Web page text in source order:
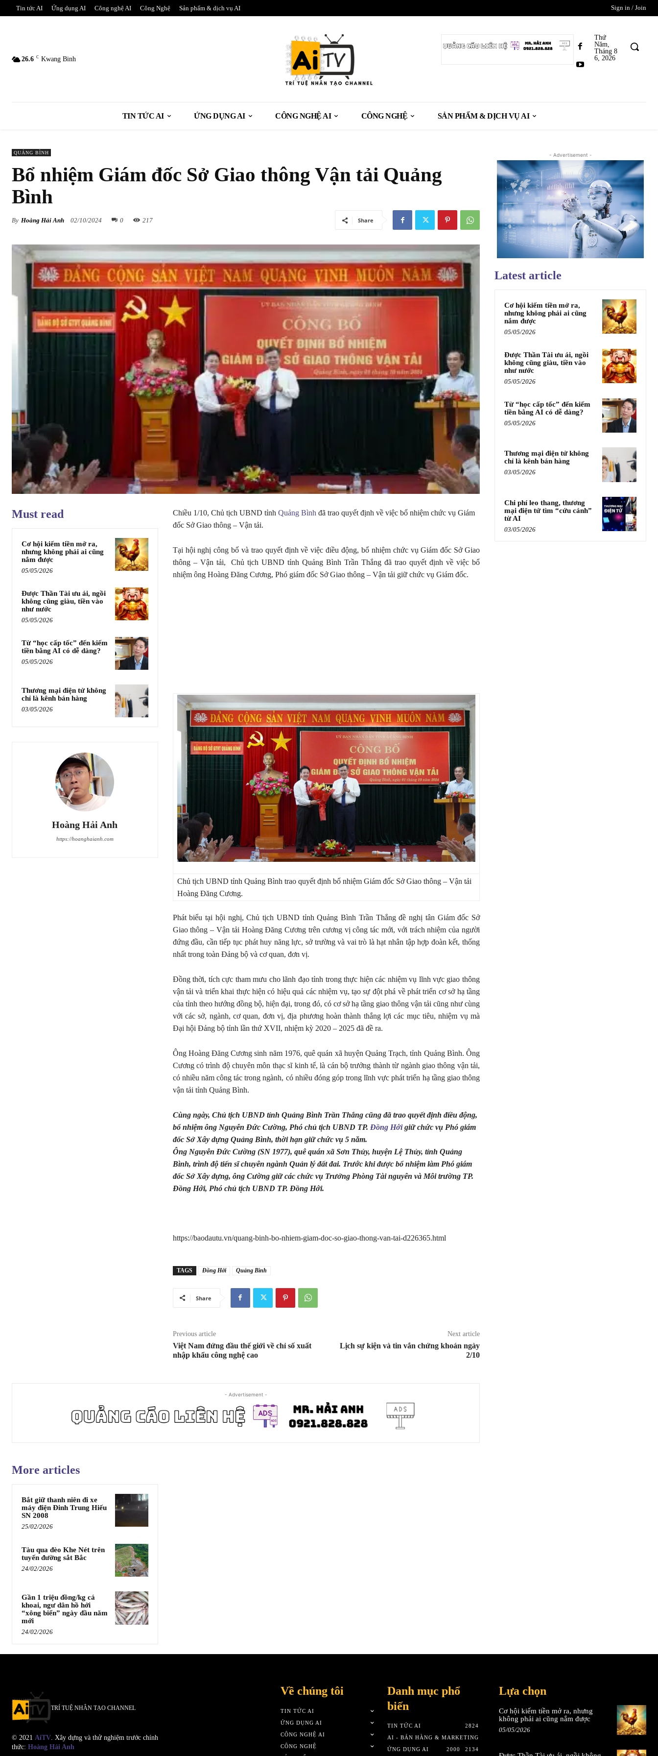
Tin tức AI Ứng dụng AI Công nghệ AI Công Nghệ Sản phẩm & dịch vụ AI Sign in / Join
26.6 C Kwang Binh
Thứ
Năm,
Tháng 8
6, 2026
TIN TỨC AI ỨNG DỤNG AI CÔNG NGHỆ AI CÔNG NGHỆ SẢN PHẨM & DỊCH VỤ AI
QUẢNG BÌNH
Bổ nhiệm Giám đốc Sở Giao thông Vận tải Quảng
Bình
By Hoàng Hải Anh 02/10/2024 0 217 Share
Must read
Cơ hội kiếm tiền mở ra,
nhưng không phải ai cũng
nắm được
05/05/2026
Được Thần Tài ưu ái, ngồi
không cũng giàu, tiền vào
như nước
05/05/2026
Từ “học cấp tốc” đến kiếm
tiền bằng AI có dễ dàng?
05/05/2026
Thương mại điện tử không
chỉ là kênh bán hàng
03/05/2026
Hoàng Hải Anh
https://hoanghaianh.com
Chiều 1/10, Chủ tịch UBND tỉnh Quảng Bình đã trao quyết định về việc bổ nhiệm chức vụ Giám
đốc Sở Giao thông – Vận tải.
Tại hội nghị công bố và trao quyết định về việc điều động, bổ nhiệm chức vụ Giám đốc Sở Giao
thông – Vận tải, Chủ tịch UBND tỉnh Quảng Bình Trần Thắng đã trao quyết định về việc bổ
nhiệm ông Hoàng Đăng Cương, Phó giám đốc Sở Giao thông – Vận tải giữ chức vụ Giám đốc.
Chủ tịch UBND tỉnh Quảng Bình trao quyết định bổ nhiệm Giám đốc Sở Giao thông – Vận tải
Hoàng Đăng Cương.
Phát biểu tại hội nghị, Chủ tịch UBND tỉnh Quảng Bình Trần Thắng đề nghị tân Giám đốc Sở
Giao thông – Vận tải Hoàng Đăng Cương trên cương vị công tác mới, với trách nhiệm của người
đứng đầu, cần tiếp tục phát huy năng lực, sở trường và vai trò là hạt nhân tập hợp đoàn kết, thống
nhất trong toàn Đảng bộ và cơ quan, đơn vị.
Đồng thời, tích cực tham mưu cho lãnh đạo tỉnh trong thực hiện các nhiệm vụ lĩnh vực giao thông
vận tải và triển khai thực hiện có hiệu quả các nhiệm vụ, tạo sự đột phá về phát triển cơ sở hạ tầng
của tỉnh theo hướng đồng bộ, hiện đại, trong đó, có cơ sở hạ tầng giao thông vận tải cũng như cùng
với các sở, ngành, cơ quan, đơn vị, địa phương hoàn thành thắng lợi các mục tiêu, nhiệm vụ mà
Đại hội Đảng bộ tỉnh lần thứ XVII, nhiệm kỳ 2020 – 2025 đã đề ra.
Ông Hoàng Đăng Cương sinh năm 1976, quê quán xã huyện Quảng Trạch, tỉnh Quảng Bình. Ông
Cương có trình độ chuyên môn thạc sĩ kinh tế, là cán bộ trưởng thành từ ngành giao thông vận tải,
có nhiều năm công tác trong ngành, có nhiều đóng góp trong lĩnh vực phát triển hạ tầng giao thông
vận tải tỉnh Quảng Bình.
Cùng ngày, Chủ tịch UBND tỉnh Quảng Bình Trần Thắng cũng đã trao quyết định điều động,
bổ nhiệm ông Nguyễn Đức Cường, Phó chủ tịch UBND TP. Đồng Hớigiữ chức vụ Phó giám
đốc Sở Xây dựng Quảng Bình, thời hạn giữ chức vụ 5 năm.
Ông Nguyễn Đức Cường (SN 1977), quê quán xã Sơn Thủy, huyện Lệ Thủy, tỉnh Quảng
Bình, trình độ tiến sĩ chuyên ngành Quản lý đất đai. Trước khi được bổ nhiệm làm Phó giám
đốc Sở Xây dựng, ông Cường giữ các chức vụ Trưởng Phòng Tài nguyên và Môi trường TP.
Đồng Hới, Phó chủ tịch UBND TP. Đồng Hới.
https://baodautu.vn/quang-binh-bo-nhiem-giam-doc-so-giao-thong-van-tai-d226365.html
TAGS Đồng Hới Quảng Bình
Share
Previous article
Việt Nam đứng đầu thế giới về chỉ số xuất
nhập khẩu công nghệ cao
Next article
Lịch sự kiện và tin vắn chứng khoán ngày
2/10
- Advertisement -
More articles
Bắt giữ thanh niên đi xe
máy điện Đinh Trung Hiếu
SN 2008
25/02/2026
Tàu qua đèo Khe Nét trên
tuyến đường sắt Bắc
24/02/2026
Gần 1 triệu đồng/kg cá
khoai, ngư dân hồ hởi
“xông biển” ngày đầu năm
mới
24/02/2026
- Advertisement -
Latest article
Cơ hội kiếm tiền mở ra,
nhưng không phải ai cũng
nắm được
05/05/2026
Được Thần Tài ưu ái, ngồi
không cũng giàu, tiền vào
như nước
05/05/2026
Từ “học cấp tốc” đến kiếm
tiền bằng AI có dễ dàng?
05/05/2026
Thương mại điện tử không
chỉ là kênh bán hàng
03/05/2026
Chi phí leo thang, thương
mại điện tử tìm “cứu cánh”
từ AI
03/05/2026
TRÍ TUỆ NHÂN TẠO CHANNEL
© 2021 AiTV. Xây dựng và thử nghiệm trước chính
thức: Hoàng Hải Anh
Về chúng tôi
TIN TỨC AI
ỨNG DỤNG AI
CÔNG NGHỆ AI
CÔNG NGHỆ
Danh mục phổ
biến
TIN TỨC AI
2824
AI - BÁN HÀNG & MARKETING
2134
ỨNG DỤNG AI 2000
Lựa chọn
Cơ hội kiếm tiền mở ra, nhưng
không phải ai cũng nắm được
05/05/2026